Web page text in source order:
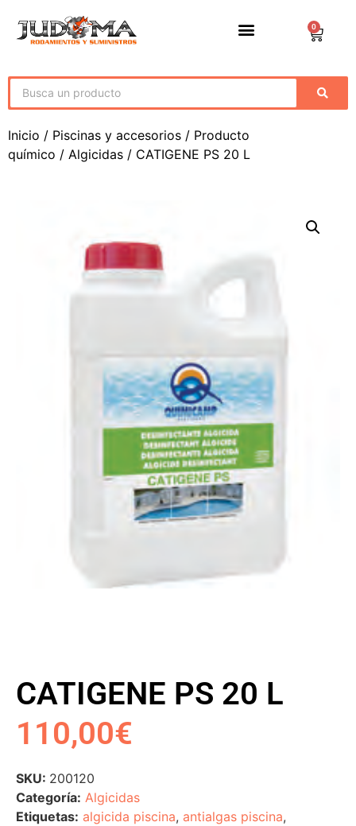
0
Inicio / Piscinas y accesorios / Producto
químico / Algicidas / CATIGENE PS 20 L
CATIGENE PS 20 L
110,00€
SKU: 200120
Categoría: Algicidas
Etiquetas: algicida piscina, antialgas piscina,